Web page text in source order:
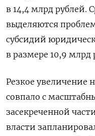
в 14,4 млрд рублей.
выделяются
субсидий
в размере 10,9 млрд
Резкое увеличение
совпало с
засекреченной
власти